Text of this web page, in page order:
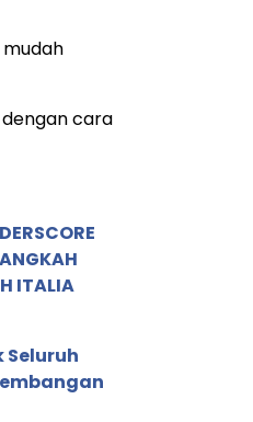
cara
ITALIA
Seluruh